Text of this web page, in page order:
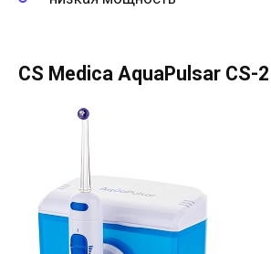
CS Medica AquaPulsar CS-2